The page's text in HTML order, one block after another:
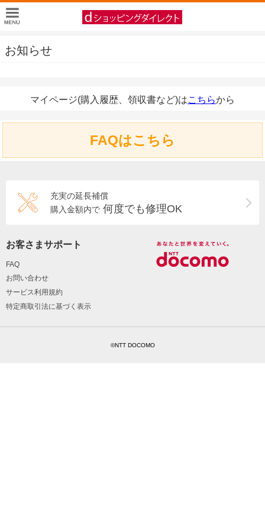
お知らせ
マイページ(購入履歴、領収書など)はこちらから
FAQはこちら
充実の延長補償
購入金額内で 何度でも修理OK
お客さまサポート
FAQ
お問い合わせ
サービス利用規約
特定商取引法に基づく表示
©NTT DOCOMO